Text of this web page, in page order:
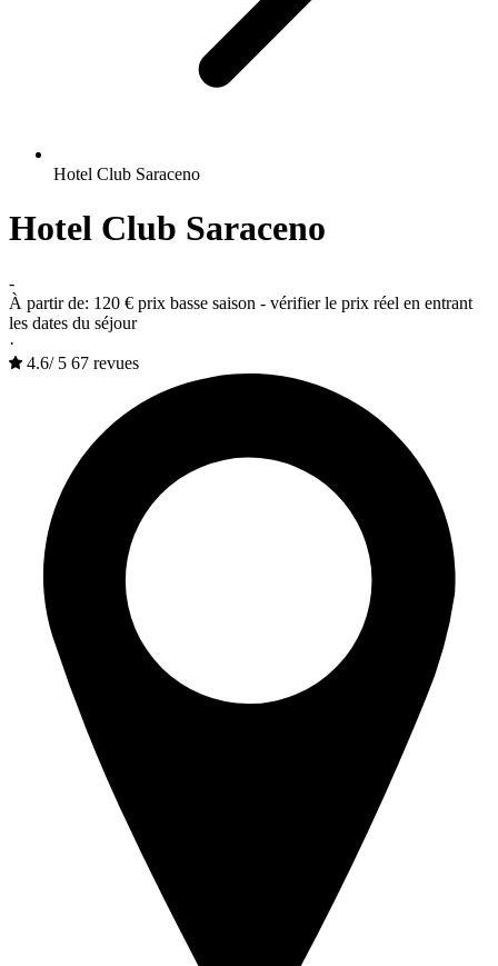
Hotel Club Saraceno
Hotel Club Saraceno
-
À partir de: 120 € prix basse saison - vérifier le prix réel en entrant
les dates du séjour
·
4.6/ 5 67 revues